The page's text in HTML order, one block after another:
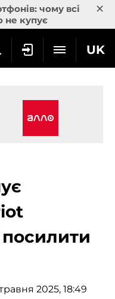
чому всі
не купує
×
UK
посилити
2025, 18:49